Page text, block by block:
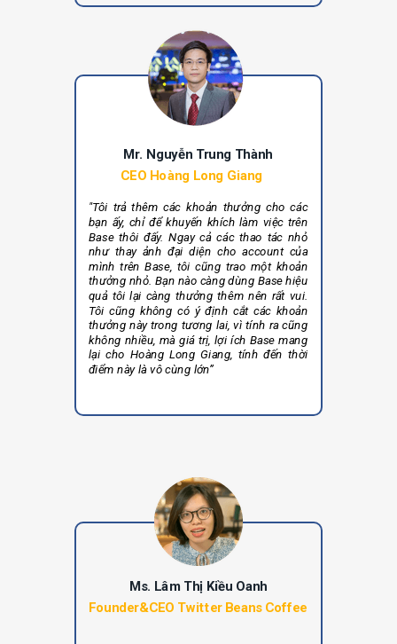
Ms. Lâm Thị Kiều Oanh
Founder&CEO Twitter Beans Coffee
"Tôi trả thêm các khoản thưởng cho các
bạn ấy, chỉ để khuyến khích làm việc trên
Base thôi đấy. Ngay cả các thao tác nhỏ
như thay ảnh đại diện cho account của
mình trên Base, tôi cũng trao một khoản
thưởng nhỏ. Bạn nào càng dùng Base hiệu
quả tôi lại càng thưởng thêm nên rất vui.
Tôi cũng không có ý định cắt các khoản
thưởng này trong tương lai, vì tính ra cũng
không nhiều, mà giá trị, lợi ích Base mang
lại cho Hoàng Long Giang, tính đến thời
điểm này là vô cùng lớn”
Mr. Nguyễn Trung Thành
CEO Hoàng Long Giang